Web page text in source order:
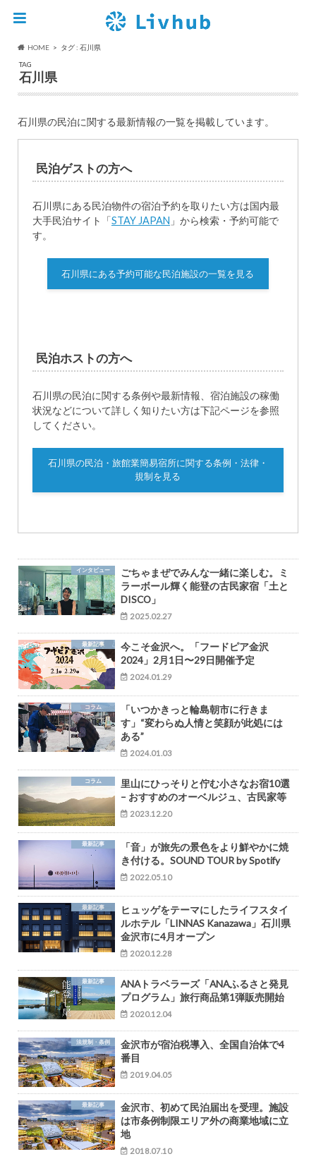
HOME
タグ : 石川県
TAG
石川県
石川県の民泊に関する最新情報の一覧を掲載しています。
民泊ゲストの方へ
石川県にある民泊物件の宿泊予約を取りたい方は国内最
大手民泊サイト「STAY JAPAN 」から検索・予約可能で
す。
石川県にある予約可能な民泊施設の一覧を見る
民泊ホストの方へ
石川県の民泊に関する条例や最新情報、宿泊施設の稼働
状況などについて詳しく知りたい方は下記ページを参照
してください。
石川県の民泊・旅館業簡易宿所に関する条例・法律・
規制を見る
インタビュー
ごちゃまぜでみんな一緒に楽しむ。ミ
ラーボール輝く能登の古民家宿「土と
DISCO」
2025.02.27
最新記事
今こそ金沢へ。「フードピア金沢
2024」2月1日〜29日開催予定
2024.01.29
コラム
「いつかきっと輪島朝市に行きま
す」“変わらぬ人情と笑顔が此処には
ある”
2024.01.03
コラム
里山にひっそりと佇む小さなお宿10選
– おすすめのオーベルジュ、古民家等
2023.12.20
最新記事
「音」が旅先の景色をより鮮やかに焼
き付ける。SOUND TOUR by Spotify
2022.05.10
最新記事
ヒュッゲをテーマにしたライフスタイ
ルホテル「LINNAS Kanazawa」石川県
金沢市に4月オープン
2020.12.28
最新記事
ANAトラベラーズ「ANAふるさと発見
プログラム」旅行商品第1弾販売開始
2020.12.04
法規制・条例
金沢市が宿泊税導入、全国自治体で4
番目
2019.04.05
最新記事
金沢市、初めて民泊届出を受理。施設
は市条例制限エリア外の商業地域に立
地
2018.07.10